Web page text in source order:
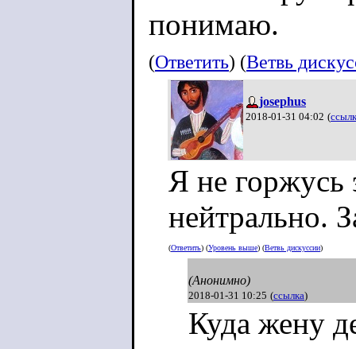
понимаю.
(Ответить) (Ветвь
josephus
2018-01-31 04:02 (
Я не горжусь
нейтрально.
(Ответить) (Уровень выше) (Ветвь дискуссии)
(Анонимно)
2018-01-31 10:25 (ссылка)
Куда жену